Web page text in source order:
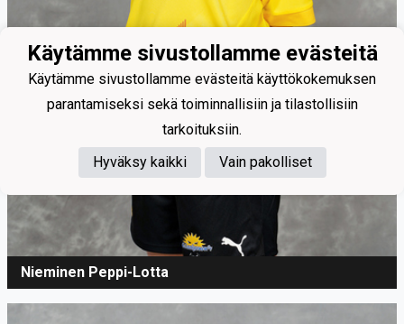
Nieminen Peppi-Lotta
Käytämme sivustollamme evästeitä
Käytämme sivustollamme evästeitä käyttökokemuksen
parantamiseksi sekä toiminnallisiin ja tilastollisiin
tarkoituksiin.
Hyväksy kaikki
Vain pakolliset